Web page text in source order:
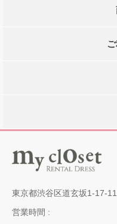
東京都渋谷区道玄坂1-17-
営業時間 :